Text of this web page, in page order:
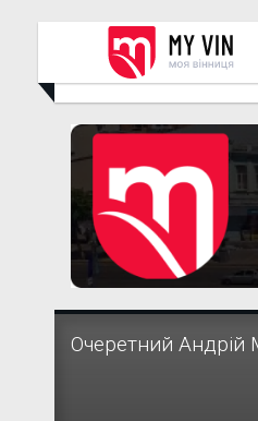
Очеретний Андрій